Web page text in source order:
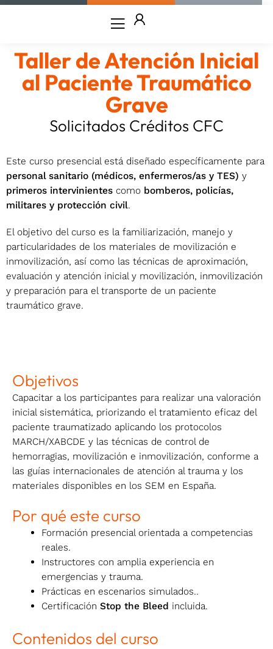
Ir
Taller de Atención Inicial
al Paciente Traumático
Grave
Solicitados Créditos CFC
Este curso presencial está diseñado específicamente para
personal sanitario (médicos, enfermeros/as y TES) y
primeros intervinientes como bomberos, policías,
militares y protección civil.
El objetivo del curso es la familiarización, manejo y
particularidades de los materiales de movilización e
inmovilización, así como las técnicas de aproximación,
evaluación y atención inicial y movilización, inmovilización
y preparación para el transporte de un paciente
traumático grave.
Objetivos
Capacitar a los participantes para realizar una valoración
inicial sistemática, priorizando el tratamiento eficaz del
paciente traumatizado aplicando los protocolos
MARCH/XABCDE y las técnicas de control de
hemorragias, movilización e inmovilización, conforme a
las guías internacionales de atención al trauma y los
materiales disponibles en los SEM en España.
Por qué este curso
Formación presencial orientada a competencias
reales.
Instructores con amplia experiencia en
emergencias y trauma.
Prácticas en escenarios simulados..
Certificación Stop the Bleed incluida.
Contenidos del curso